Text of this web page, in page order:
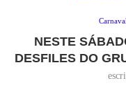
NESTE
DESFILES DO